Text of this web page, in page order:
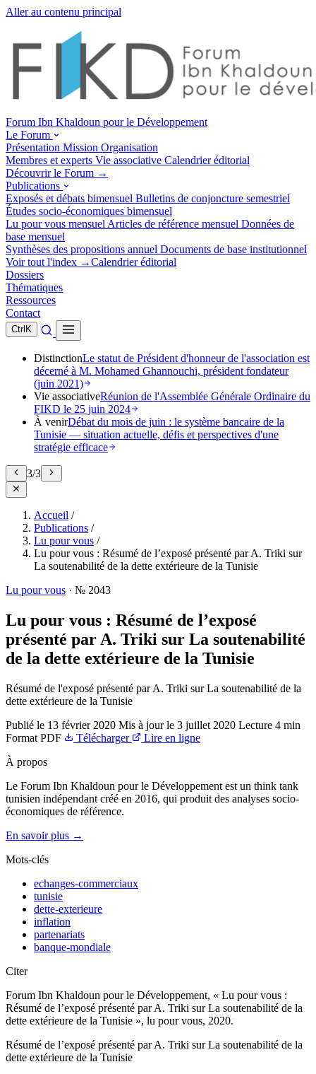
Aller au contenu principal
Forum Ibn Khaldoun pour le Développement
Le Forum
Présentation Mission Organisation
Membres et experts Vie associative Calendrier éditorial
Découvrir le Forum →
Publications
Exposés et débats bimensuel Bulletins de conjoncture semestriel
Études socio-économiques bimensuel
Lu pour vous mensuel Articles de référence mensuel Données de
base mensuel
Synthèses des propositions annuel Documents de base institutionnel
Voir tout l'index →Calendrier éditorial
Dossiers
Thématiques
Ressources
Contact
Ctrl K
DistinctionLe statut de Président d'honneur de l'association est
décerné à M. Mohamed Ghannouchi, président fondateur
(juin 2021)
Vie associativeRéunion de l'Assemblée Générale Ordinaire du
FIKD le 25 juin 2024
À venirDébat du mois de juin : le système bancaire de la
Tunisie — situation actuelle, défis et perspectives d'une
stratégie efficace
3/3
Accueil /
Publications /
Lu pour vous /
Lu pour vous : Résumé de l’exposé présenté par A. Triki sur
La soutenabilité de la dette extérieure de la Tunisie
Lu pour vous · № 2043
Lu pour vous : Résumé de l’exposé
présenté par A. Triki sur La soutenabilité
de la dette extérieure de la Tunisie
Résumé de l'exposé présenté par A. Triki sur La soutenabilité de la
dette extérieure de la Tunisie
Publié le 13 février 2020 Mis à jour le 3 juillet 2020 Lecture 4 min
Format PDF Télécharger
Lire en ligne
À propos
Le Forum Ibn Khaldoun pour le Développement est un think tank
tunisien indépendant créé en 2016, qui produit des analyses socio-
économiques de référence.
En savoir plus →
Mots-clés
echanges-commerciaux
tunisie
dette-exterieure
inflation
partenariats
banque-mondiale
Citer
Forum Ibn Khaldoun pour le Développement, « Lu pour vous :
Résumé de l’exposé présenté par A. Triki sur La soutenabilité de la
dette extérieure de la Tunisie », lu pour vous, 2020.
Résumé de l’exposé présenté par A. Triki sur La soutenabilité de la
dette extérieure de la Tunisie